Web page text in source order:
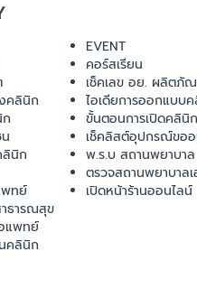
คลินิก
ลินิก
พทย์
ธารณสุข
แพทย์
คลินิก
EVENT
คอร์สเรียน
เช็คเลข อย. ผลิตภั
ไอเดียการออกแบบ
ขั้นตอนการเปิดคลินิก
เช็คลิสต์อุปกรณ์ขอ
พ.ร.บ สถานพยาบาล
ตรวจสถานพยาบาล
เปิดหน้าร้านออนไลน์